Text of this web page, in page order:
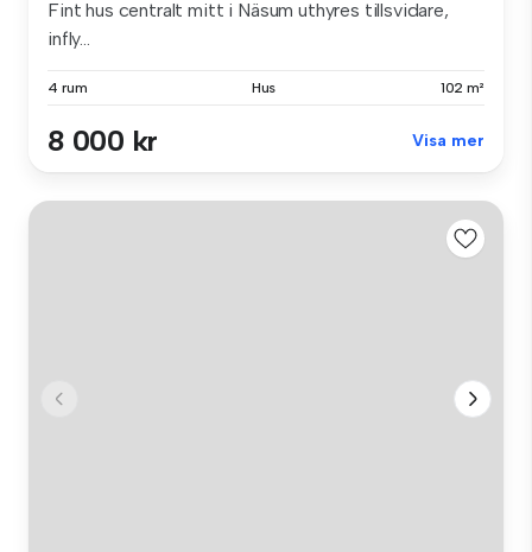
Fint hus centralt mitt i Näsum uthyres tillsvidare,
infly...
4 rum Hus 102 m²
8 000 kr Visa mer